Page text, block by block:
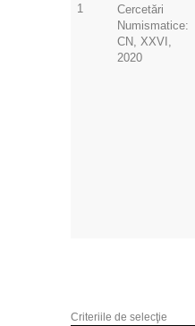
1
Cercetări
Numismatice:
CN, XXVI,
2020
Criteriile de selecţie